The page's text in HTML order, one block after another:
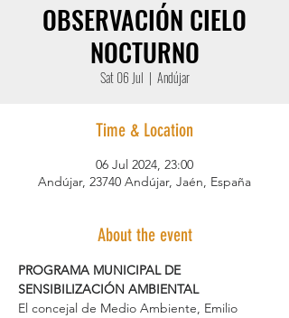
OBSERVACIÓN CIELO
NOCTURNO
Sat 06 Jul
  |
Andújar
Time & Location
06 Jul 2024, 23:00
Andújar, 23740 Andújar, Jaén, España
About the event
PROGRAMA MUNICIPAL DE
SENSIBILIZACIÓN AMBIENTAL
El concejal de Medio Ambiente, Emilio